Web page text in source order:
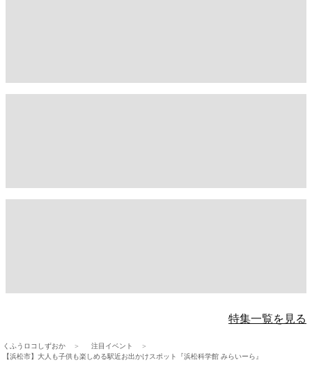
特集一覧を見る
くふうロコしずおか
注目イベント
【浜松市】大人も子供も楽しめる駅近お出かけスポット『浜松科学館 みらいーら』